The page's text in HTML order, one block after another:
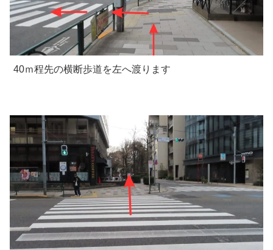
40ｍ程先の横断歩道を左へ渡ります